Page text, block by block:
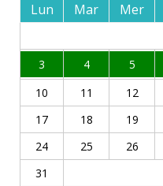
Lun Mar Mer
3
4 5
10
11 12
17
18 19
24
25 26
31